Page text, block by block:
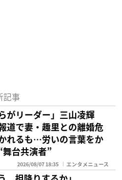
記事
らがリーダー」三山凌輝
道で妻・趣里との離婚危
れるも…労いの言葉をか
舞台共演者”
2026/08/07 18:35 エンタメニュース